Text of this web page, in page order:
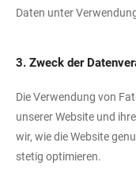
Daten unter
3. Zweck der
Die Verwendung von
unserer Website und
wir, wie die Website
stetig optimieren.